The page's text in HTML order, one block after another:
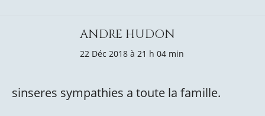
ANDRE HUDON
22 Déc 2018 à 21 h 04 min
sinseres sympathies a toute la famille.